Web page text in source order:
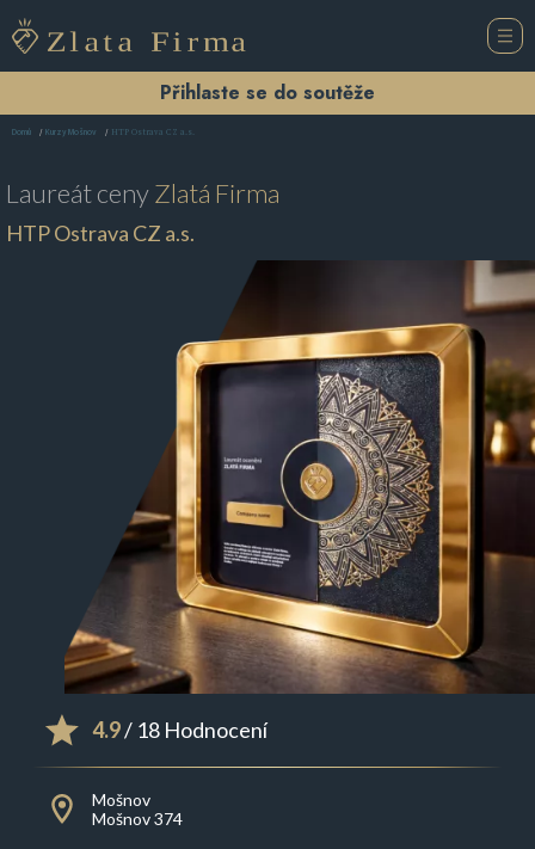
Přihlaste se do soutěže
Domů Kurzy Mošnov HTP Ostrava CZ a.s.
Laureát cenyZlatá Firma
HTP Ostrava CZ a.s.
4.9/ 18 Hodnocení
Mošnov
Mošnov 374